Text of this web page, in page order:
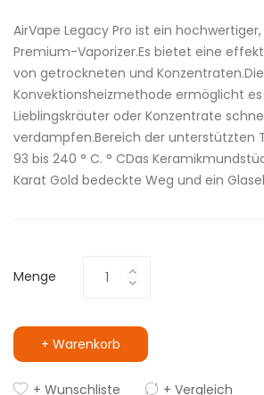
AirVape Legacy Pro ist ein
Premium-Vaporizer.Es bietet eine
von getrockneten und Konzentraten.Die
Konvektionsheizmethode ermöglicht es
Lieblingskräuter oder Konzentrate
verdampfen.Bereich der unterstützten
93 bis 240 ° C. ° CDas
Karat Gold bedeckte Weg und ein
Menge
+ Warenkorb
+ Wunschliste + Vergleich